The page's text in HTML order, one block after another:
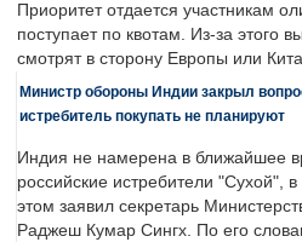
Приоритет отдается участникам
поступает по квотам. Из-за этого
смотрят в сторону Европы или
Министр обороны Индии закрыл
истребитель покупать не планируют
Индия не намерена в ближайшее
российские истребители "Сухой",
этом заявил секретарь
Раджеш Кумар Сингх. По его